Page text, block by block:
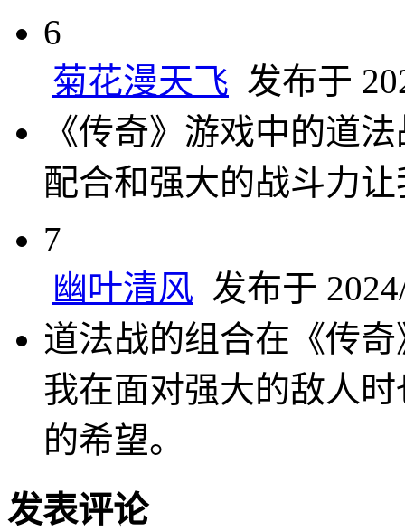
6
菊花漫天飞 发布于
《传奇》游戏中的道
配合和强大的战斗力
7
幽叶清风 发布于
道法战的组合在《传
我在面对强大的敌人
的希望。
发表评论